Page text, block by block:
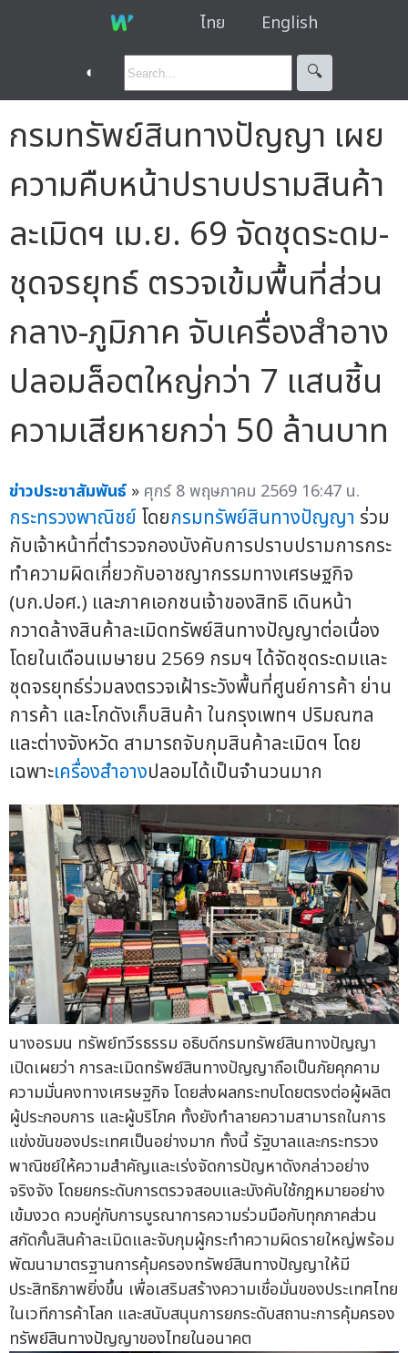
ไทย English
◐ 🔍︎
กรมทรัพย์สินทางปัญญา เผย
ความคืบหน้าปราบปรามสินค้า
ละเมิดฯ เม.ย. 69 จัดชุดระดม-
ชุดจรยุทธ์ ตรวจเข้มพื้นที่ส่วน
กลาง-ภูมิภาค จับเครื่องสำอาง
ปลอมล็อตใหญ่กว่า 7 แสนชิ้น
ความเสียหายกว่า 50 ล้านบาท
ข่าวประชาสัมพันธ์ » ศุกร์ 8 พฤษภาคม 2569 16:47 น.
กระทรวงพาณิชย์ โดยกรมทรัพย์สินทางปัญญา ร่วม
กับเจ้าหน้าที่ตำรวจกองบังคับการปราบปรามการกระ
ทำความผิดเกี่ยวกับอาชญากรรมทางเศรษฐกิจ
(บก.ปอศ.) และภาคเอกชนเจ้าของสิทธิ เดินหน้า
กวาดล้างสินค้าละเมิดทรัพย์สินทางปัญญาต่อเนื่อง
โดยในเดือนเมษายน 2569 กรมฯ ได้จัดชุดระดมและ
ชุดจรยุทธ์ร่วมลงตรวจเฝ้าระวังพื้นที่ศูนย์การค้า ย่าน
การค้า และโกดังเก็บสินค้า ในกรุงเพทฯ ปริมณฑล
และต่างจังหวัด สามารถจับกุมสินค้าละเมิดฯ โดย
เฉพาะเครื่องสำอางปลอมได้เป็นจำนวนมาก
นางอรมน ทรัพย์ทวีรธรรม อธิบดีกรมทรัพย์สินทางปัญญา
เปิดเผยว่า การละเมิดทรัพย์สินทางปัญญาถือเป็นภัยคุกคาม
ความมั่นคงทางเศรษฐกิจ โดยส่งผลกระทบโดยตรงต่อผู้ผลิต
ผู้ประกอบการ และผู้บริโภค ทั้งยังทำลายความสามารถในการ
แข่งขันของประเทศเป็นอย่างมาก ทั้งนี้ รัฐบาลและกระทรวง
พาณิชย์ให้ความสำคัญและเร่งจัดการปัญหาดังกล่าวอย่าง
จริงจัง โดยยกระดับการตรวจสอบและบังคับใช้กฎหมายอย่าง
เข้มงวด ควบคู่กับการบูรณาการความร่วมมือกับทุกภาคส่วน
สกัดกั้นสินค้าละเมิดและจับกุมผู้กระทำความผิดรายใหญ่พร้อม
พัฒนามาตรฐานการคุ้มครองทรัพย์สินทางปัญญาให้มี
ประสิทธิภาพยิ่งขึ้น เพื่อเสริมสร้างความเชื่อมั่นของประเทศไทย
ในเวทีการค้าโลก และสนับสนุนการยกระดับสถานะการคุ้มครอง
ทรัพย์สินทางปัญญาของไทยในอนาคต